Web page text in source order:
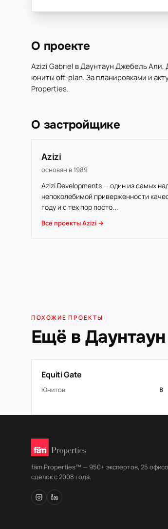
О проекте
Azizi Gabriel в Даунтаун Джебель Али,
юниты off-plan. За планировками и
Properties.
О застройщике
Azizi
основан в 1989
Azizi Developments — один из самых
непоколебимой приверженности
году и с тех пор посто...
Все проекты Azizi →
ПОХОЖИЕ ПРОЕКТЫ
Ещё в
Equiti Gate
Юнитов 8
fäm Properties™ — 950+ экспертов, 25
сделок с 2008 года.